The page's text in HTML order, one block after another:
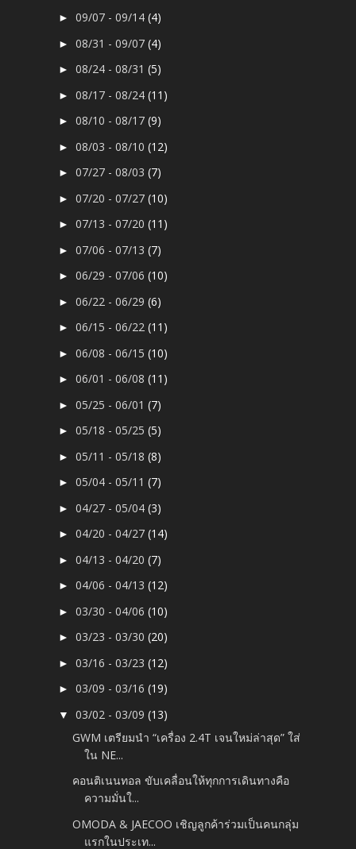
►09/07 - 09/14(4)
►08/31 - 09/07(4)
►08/24 - 08/31(5)
►08/17 - 08/24(11)
►08/10 - 08/17(9)
►08/03 - 08/10(12)
►07/27 - 08/03(7)
►07/20 - 07/27(10)
►07/13 - 07/20(11)
►07/06 - 07/13(7)
►06/29 - 07/06(10)
►06/22 - 06/29(6)
►06/15 - 06/22(11)
►06/08 - 06/15(10)
►06/01 - 06/08(11)
►05/25 - 06/01(7)
►05/18 - 05/25(5)
►05/11 - 05/18(8)
►05/04 - 05/11(7)
►04/27 - 05/04(3)
►04/20 - 04/27(14)
►04/13 - 04/20(7)
►04/06 - 04/13(12)
►03/30 - 04/06(10)
►03/23 - 03/30(20)
►03/16 - 03/23(12)
►03/09 - 03/16(19)
▼03/02 - 03/09(13)
GWM เตรียมนำ “เครื่อง 2.4T เจนใหม่ล่าสุด” ใส่
ใน NE...
คอนติเนนทอล ขับเคลื่อนให้ทุกการเดินทางคือ
ความมั่นใ...
OMODA & JAECOO เชิญลูกค้าร่วมเป็นคนกลุ่ม
แรกในประเท...